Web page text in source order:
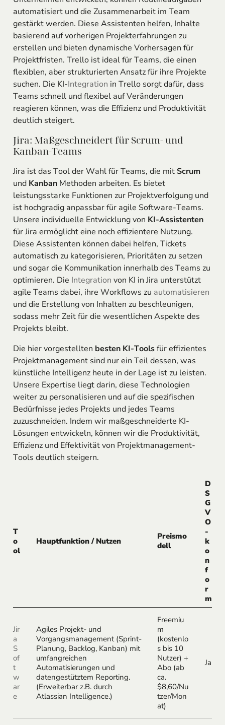
automatisiert und die Zusammenarbeit im Team
gestärkt werden. Diese Assistenten helfen, Inhalte
basierend auf vorherigen Projekterfahrungen zu
erstellen und bieten dynamische Vorhersagen für
Projektfristen. Trello ist ideal für Teams, die einen
flexiblen, aber strukturierten Ansatz für ihre Projekte
suchen. Die KI-Integration in Trello sorgt dafür, dass
Teams schnell und flexibel auf Veränderungen
reagieren können, was die Effizienz und Produktivität
deutlich steigert.
Jira: Maßgeschneidert für Scrum- und
Kanban-Teams
Jira ist das Tool der Wahl für Teams, die mit Scrum
und KanbanMethoden arbeiten. Es bietet
leistungsstarke Funktionen zur Projektverfolgung und
ist hochgradig anpassbar für agile Software-Teams.
Unsere individuelle Entwicklung von KI-Assistenten
für Jira ermöglicht eine noch effizientere Nutzung.
Diese Assistenten können dabei helfen, Tickets
automatisch zu kategorisieren, Prioritäten zu setzen
und sogar die Kommunikation innerhalb des Teams zu
optimieren. Die Integration von KI in Jira unterstützt
agile Teams dabei, ihre Workflows zu automatisieren
und die Erstellung von Inhalten zu beschleunigen,
sodass mehr Zeit für die wesentlichen Aspekte des
Projekts bleibt.
Die hier vorgestellten besten KI-Toolsfür effizientes
Projektmanagement sind nur ein Teil dessen, was
künstliche Intelligenz heute in der Lage ist zu leisten.
Unsere Expertise liegt darin, diese Technologien
weiter zu personalisieren und auf die spezifischen
Bedürfnisse jedes Projekts und jedes Teams
zuzuschneiden. Indem wir maßgeschneiderte KI-
Lösungen entwickeln, können wir die Produktivität,
Effizienz und Effektivität von Projektmanagement-
Tools deutlich steigern.
T
o
ol
Hauptfunktion / Nutzen
Preismo
dell
D
S
G
V
O
-
k
o
n
f
o
r
m
Jir
a
S
of
t
w
ar
e
Agiles Projekt- und
Vorgangsmanagement (Sprint-
Planung, Backlog, Kanban) mit
umfangreichen
Automatisierungen und
datengestütztem Reporting.
(Erweiterbar z.B. durch
Atlassian Intelligence.)
Freemiu
m
(kostenlo
s bis 10
Nutzer) +
Abo (ab
ca.
$8,60/Nu
tzer/Mon
at)
Ja